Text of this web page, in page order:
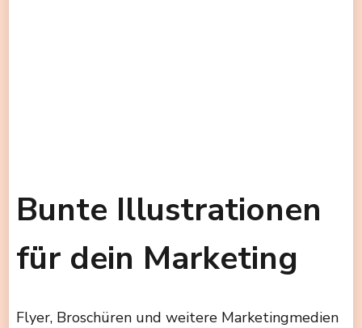
Bunte Illustrationen
für dein Marketing
Flyer, Broschüren und weitere Marketingmedien